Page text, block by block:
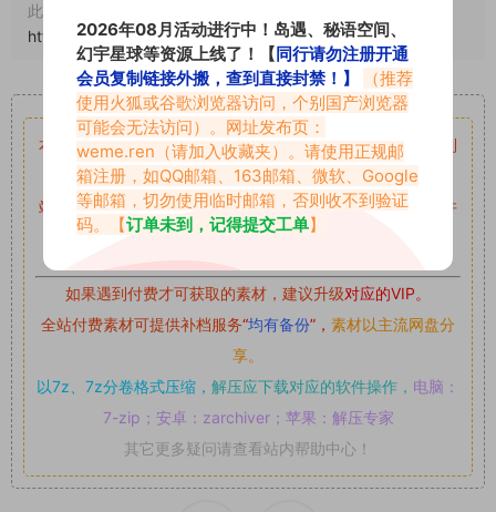
此外本文章皆属于原创文章，转载请注明出处！原文链接：
https://www.vmiba.top/624.html
重要声明
本站资源均来自网络分享，如有侵犯你的权益请私信留言
收到
留言后，我们会第一时间进行审核后删除。
站内资源为网友个人学习或测试研究使用，未经原版权作者许
可,禁止用于任何商业途径！请在下载24小时内删除！
如果遇到付费才可获取的素材，建议升级对应的VIP。
全站付费素材可提供补档服务“均有备份”， 素材以主流网盘分
享。
以7z、7z分卷格式压缩， 解压应下载对应的软件操作， 电脑：
7-zip；安卓：zarchiver；苹果：解压专家
其它更多疑问请查看站内帮助中心！
2026年08月活动进行中！岛遇、秘语空间、
幻宇星球等资源上线了！【同行请勿注册开通
会员复制链接外搬，查到直接封禁！】
（推荐
使用火狐或谷歌浏览器访问，个别国产浏览器
可能会无法访问）。网址发布页：
weme.ren （请加入收藏夹）。请使用正规邮
箱注册，如QQ邮箱、163邮箱、微软、Google
等邮箱，切勿使用临时邮箱，否则收不到验证
码。【订单未到，记得提交工单】